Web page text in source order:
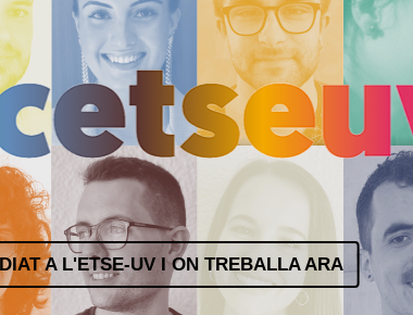
A L'ETSE-UV I ON TREBALLA ARA